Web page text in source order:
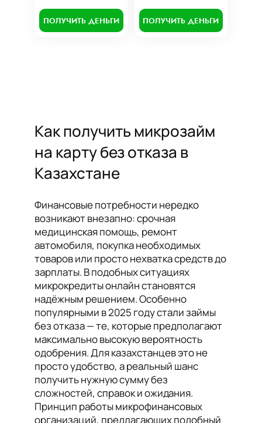
ПОЛУЧИТЬ ДЕНЬГИ ПОЛУЧИТЬ ДЕНЬГИ
Как получить микрозайм
на карту без отказа в
Казахстане
Финансовые потребности нередко
возникают внезапно: срочная
медицинская помощь, ремонт
автомобиля, покупка необходимых
товаров или просто нехватка средств до
зарплаты. В подобных ситуациях
микрокредиты онлайн становятся
надёжным решением. Особенно
популярными в 2025 году стали займы
без отказа — те, которые предполагают
максимально высокую вероятность
одобрения. Для казахстанцев это не
просто удобство, а реальный шанс
получить нужную сумму без
сложностей, справок и ожидания.
Принцип работы микрофинансовых
организаций, предлагающих подобный